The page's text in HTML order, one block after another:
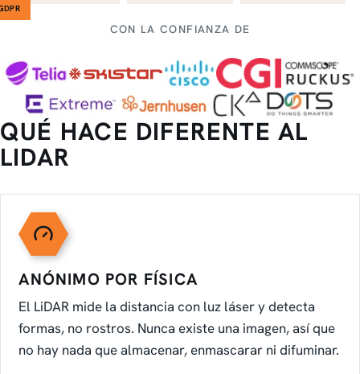
CON LA CONFIANZA DE
QUÉ HACE DIFERENTE AL
LIDAR
ANÓNIMO POR FÍSICA
El LiDAR mide la distancia con luz láser y detecta
formas, no rostros. Nunca existe una imagen, así que
no hay nada que almacenar, enmascarar ni difuminar.